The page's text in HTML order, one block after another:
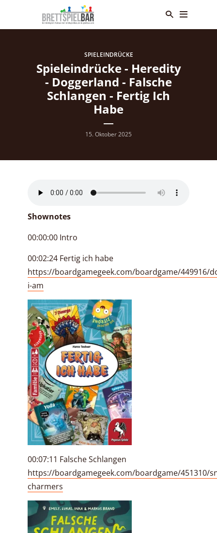
SPIELEINDRÜCKE
Spieleindrücke - Heredity
- Doggerland - Falsche
Schlangen - Fertig Ich
Habe
15. Oktober 2025
Shownotes
00:00:00 Intro
00:02:24 Fertig ich habe
https://boardgamegeek.com/boardgame/449916/
i-am
00:07:11 Falsche Schlangen
https://boardgamegeek.com/boardgame/451310/
charmers